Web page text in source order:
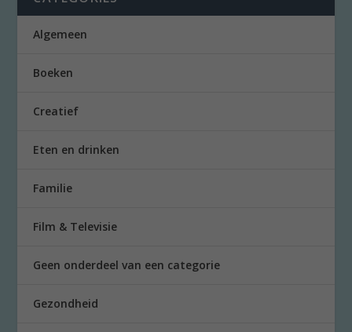
Algemeen
Boeken
Creatief
Eten en drinken
Familie
Film & Televisie
Geen onderdeel van een categorie
Gezondheid